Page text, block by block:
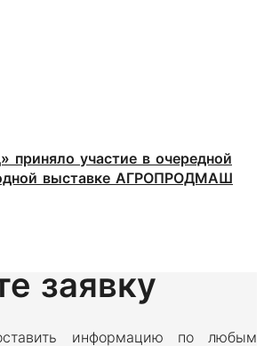
участие в очередной
выставке АГРОПРОДМАШ
заявку
информацию по любым